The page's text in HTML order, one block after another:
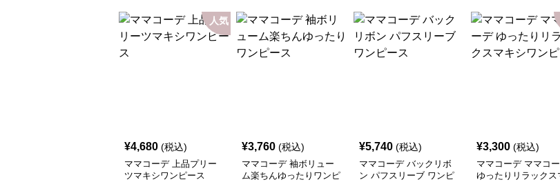
人気
¥4,680 (税込)
ママコーデ 上品プリー
ツマキシワンピース
¥3,760 (税込)
ママコーデ 袖ボリュー
ム楽ちんゆったりワンピ
¥5,740 (税込)
ママコーデ バックリボ
ン パフスリーブ ワンピ
¥3,300 (税込)
ママコーデ ママコ
ゆったりリラックス